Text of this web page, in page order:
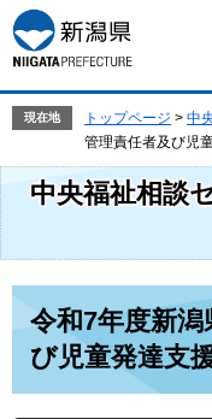
ー
ジ
の
で
す。
ニ
ュ
ー
ば
し
て
本
文
へ
現在地 トップページ > 中
管理責任者及び児
中央福祉相談
令和7年度新
び児童発達支